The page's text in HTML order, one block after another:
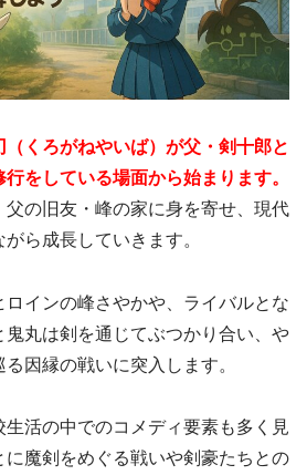
くろがねやいば）が父・剣十郎と
をしている場面から始まります。
父の旧友・峰の家に身を寄せ、現代
ら成長していきます。
インの峰さやかや、ライバルとな
鬼丸は剣を通じてぶつかり合い、や
因縁の戦いに突入します。
活の中でのコメディ要素も多く見
に魔剣をめぐる戦いや剣豪たちとの